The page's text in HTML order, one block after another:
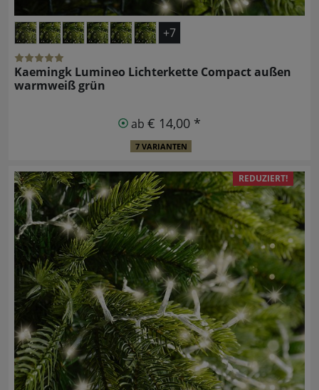
+7
Kaemingk Lumineo Lichterkette Compact außen
warmweiß grün
ab € 14,00 *
7 VARIANTEN
REDUZIERT!